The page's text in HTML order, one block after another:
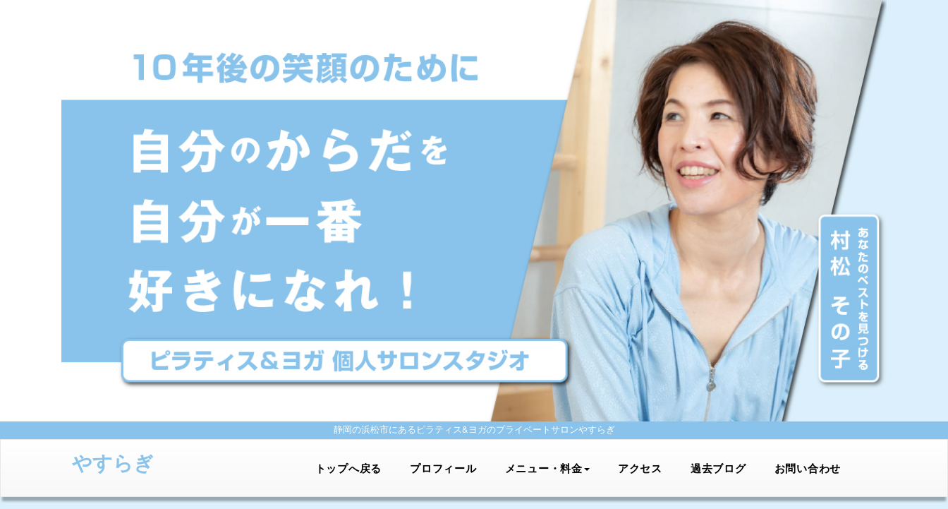
静岡の浜松市にあるピラティス&ヨガのプライベートサロンやすらぎ
やすらぎ トップへ戻る プロフィール メニュー・料金 アクセス 過去ブログ お問い合わせ